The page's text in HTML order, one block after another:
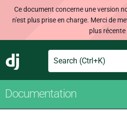
Ce document concerne une version
n'est plus prise en charge. Merci de
plus récente
Django
Search
Documentation